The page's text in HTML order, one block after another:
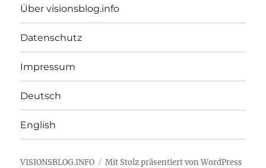
Über visionsblog.info
Datenschutz
Impressum
Deutsch
English
VISIONSBLOG.INFO Mit Stolz präsentiert von WordPress